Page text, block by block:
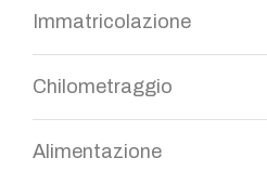
Immatricolazione
Chilometraggio
Alimentazione